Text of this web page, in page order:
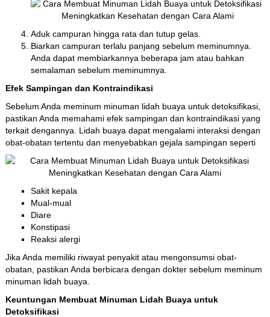
Aduk campuran hingga rata dan tutup gelas.
Biarkan campuran terlalu panjang sebelum meminumnya.
Anda dapat membiarkannya beberapa jam atau bahkan
semalaman sebelum meminumnya.
Efek Sampingan dan Kontraindikasi
Sebelum Anda meminum minuman lidah buaya untuk detoksifikasi,
pastikan Anda memahami efek sampingan dan kontraindikasi yang
terkait dengannya. Lidah buaya dapat mengalami interaksi dengan
obat-obatan tertentu dan menyebabkan gejala sampingan seperti
Sakit kepala
Mual-mual
Diare
Konstipasi
Reaksi alergi
Jika Anda memiliki riwayat penyakit atau mengonsumsi obat-
obatan, pastikan Anda berbicara dengan dokter sebelum meminum
minuman lidah buaya.
Keuntungan Membuat Minuman Lidah Buaya untuk
Detoksifikasi